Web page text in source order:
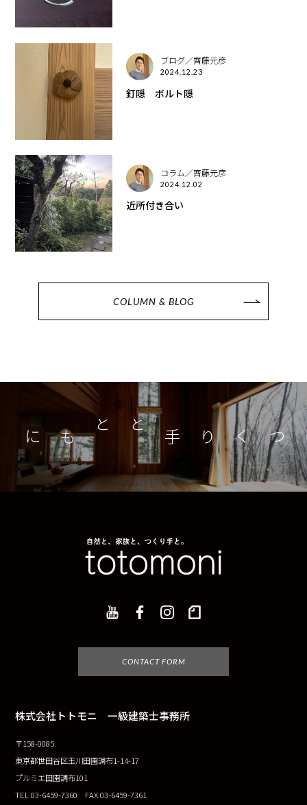
ブログ／齊藤元彦
2024.12.23
釘隠 ボルト隠
コラム／齊藤元彦
2024.12.02
近所付き合い
COLUMN & BLOG
つくり手とともに
CONTACT FORM
株式会社トトモニ 一級建築士事務所
〒158-0085
東京都世田谷区玉川田園調布1-14-17
プルミエ田園調布101
TEL 03-6459-7360 FAX 03-6459-7361